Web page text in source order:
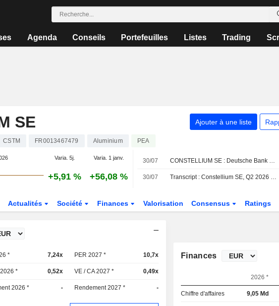
Agenda Conseils Portefeuilles Listes Trading
SE Ajouter à une liste
CSTM FR0013467479 Aluminium PEA
Varia. 5j. Varia. 1 janv.
+5,91 % +56,08 %
30/07 CONSTELLIUM SE : Deutsche Bank Securities à l'achat
30/07 Transcript : Constellium SE, Q2 2026 Earnings Call, Jul 29, 2026
Actualités Société Finances Valorisation Consensus Ratings
* 7,24x PER 2027 * 10,7x
* 0,52x VE / CA 2027 * 0,49x
2026 * - Rendement 2027 * -
Finances
2026 *
Chiffre d'affaires 9,05 Md